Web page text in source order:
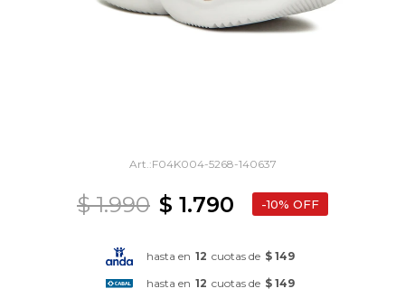
F04K004-5268-140637
$ 1.790
$ 1.990 10
hasta en 12 cuotas de $ 149
hasta en 12 cuotas de $ 149